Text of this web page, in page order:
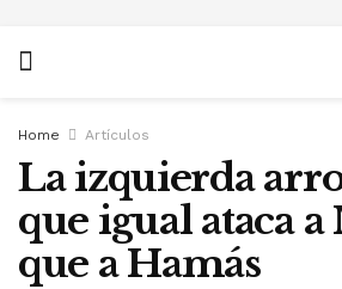
Home Artículos
La izquierda
que igual ataca
que a Hamás